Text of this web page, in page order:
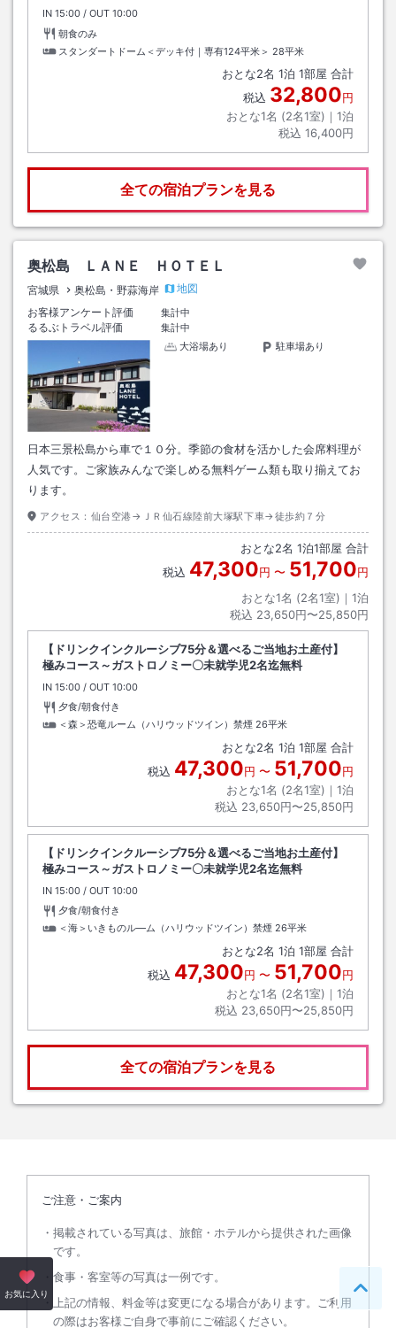
IN チェックイン
15:00 / OUT チェックアウト
10:00
朝食のみ
スタンダートドーム＜デッキ付｜専有124平米＞ 28平米
おとな2名 1泊 1部屋 合計
税込 32,800円
おとな1名 (2名1室)｜ 1泊
税込 16,400円
全ての宿泊プランを見る
奥松島 ＬＡＮＥ ＨＯＴＥＬ
宮城県 奥松島・野蒜海岸
地図
お客様アンケート評価
集計中
るるぶトラベル評価
集計中
大浴場あり
駐車場あり
日本三景松島から車で１０分。季節の食材を活かした会席料理が
人気です。ご家族みんなで楽しめる無料ゲーム類も取り揃えてお
ります。
アクセス： 仙台空港→ＪＲ仙石線陸前大塚駅下車→徒歩約７分
おとな2名 1泊1部屋 合計
税込 47,300円 〜 51,700円
おとな1名 (2名1室)｜ 1泊
税込 23,650円〜25,850円
【ドリンクインクルーシブ75分＆選べるご当地お土産付】
極みコース～ガストロノミー〇未就学児2名迄無料
IN チェックイン
15:00 / OUT チェックアウト
10:00
夕食/朝食付き
＜森＞恐竜ルーム（ハリウッドツイン）禁煙 26平米
おとな2名 1泊 1部屋 合計
税込 47,300円 〜 51,700円
おとな1名 (2名1室)｜ 1泊
税込 23,650円〜25,850円
【ドリンクインクルーシブ75分＆選べるご当地お土産付】
極みコース～ガストロノミー〇未就学児2名迄無料
IN チェックイン
15:00 / OUT チェックアウト
10:00
夕食/朝食付き
＜海＞いきものル―ム（ハリウッドツイン）禁煙 26平米
おとな2名 1泊 1部屋 合計
税込 47,300円 〜 51,700円
おとな1名 (2名1室)｜ 1泊
税込 23,650円〜25,850円
全ての宿泊プランを見る
ご注意・ご案内
掲載されている写真は、旅館・ホテルから提供された画像
です。
食事・客室等の写真は一例です。
上記の情報、料金等は変更になる場合があります。ご利用
の際はお客様ご自身で事前にご確認ください。
お気に入り ペー